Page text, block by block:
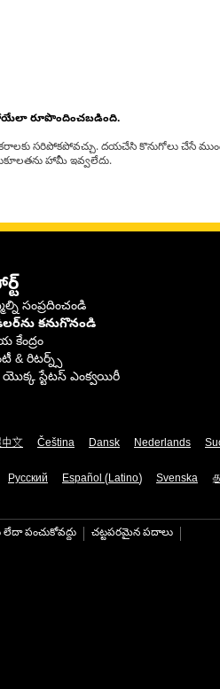
రూపొందించబడింది.
సరిపోకపోవచ్చు. దయచేసి కొనుగోలు చేసే
హామీ ఇవ్వలేదు.
సంప్రదించండి
కనుగొనండి
కేంద్రం
& రిటర్న్స్
యొక్క స్టేటస్ ఎంక్వయిరీ
文 Čeština Dansk Nederlands
Русский Español (Latino) Svenska
పంచుకోవద్దు చట్టపరమైన పదాలు